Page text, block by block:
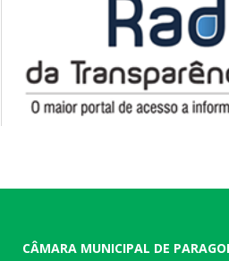
CÂMARA MUNICIPAL DE